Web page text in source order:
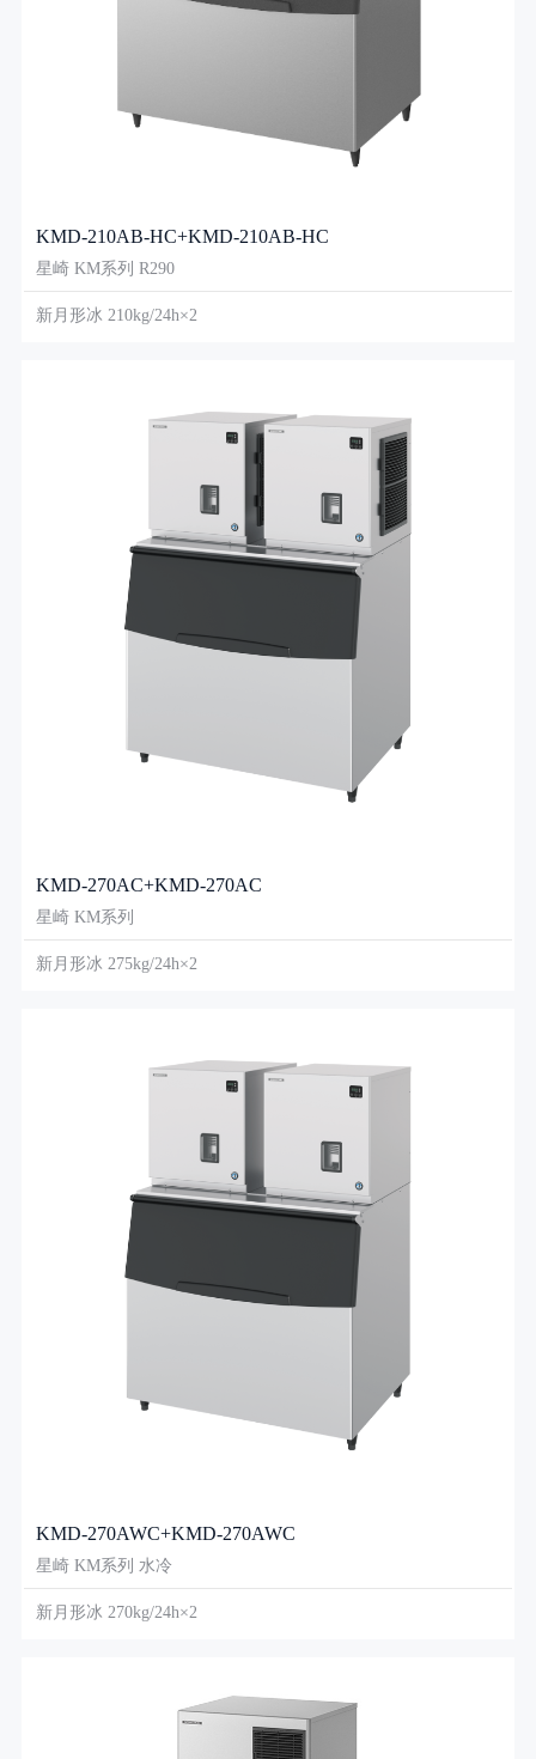
KMD-210AB-HC+KMD-210AB-HC
星崎 KM系列 R290
新月形冰 210kg/24h×2
KMD-270AC+KMD-270AC
星崎 KM系列
新月形冰 275kg/24h×2
KMD-270AWC+KMD-270AWC
星崎 KM系列 水冷
新月形冰 270kg/24h×2